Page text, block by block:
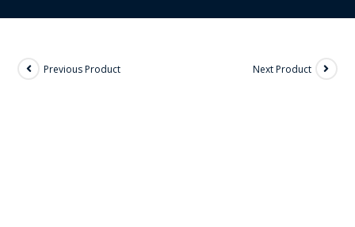
Previous Product Next Product